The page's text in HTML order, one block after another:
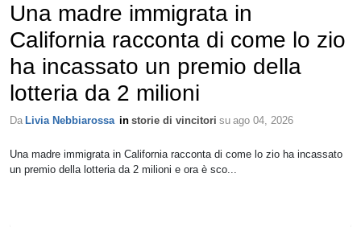
Una madre immigrata in
California racconta di come lo zio
ha incassato un premio della
lotteria da 2 milioni
Da Livia Nebbiarossa in storie di vincitori su ago 04, 2026
Una madre immigrata in California racconta di come lo zio ha incassato
un premio della lotteria da 2 milioni e ora è sco...